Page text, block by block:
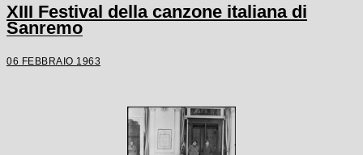
XIII Festival della canzone italiana di
Sanremo
06 FEBBRAIO 1963